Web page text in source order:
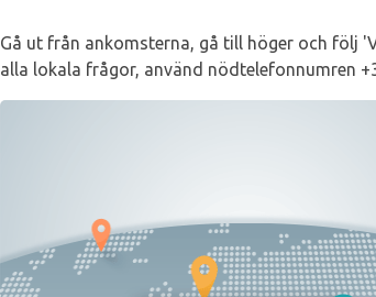
Gå ut från ankomsterna, gå till höger och följ
alla lokala frågor, använd nödtelefonnumren